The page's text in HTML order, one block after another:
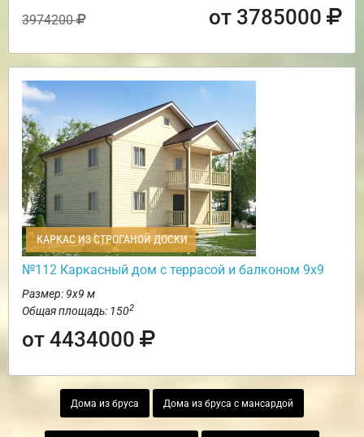
3974200 от 3785000
КАРКАС ИЗ СТРОГАНОЙ ДОСКИ
№112 Каркасный дом с террасой и балконом 9х9
Размер: 9х9 м
Общая площадь: 1502
от 4434000
Дома из бруса Дома из бруса с мансардой